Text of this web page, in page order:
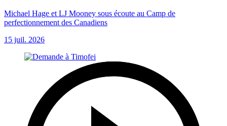
Michael Hage et LJ Mooney sous écoute au Camp de
perfectionnement des Canadiens
15 juil. 2026